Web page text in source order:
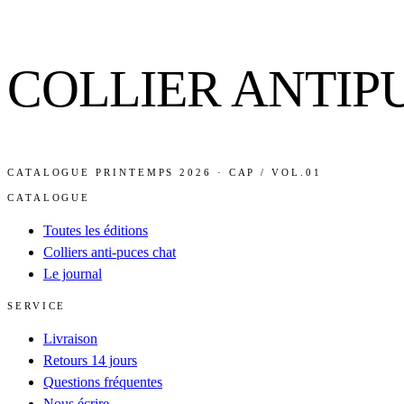
COLLIER
CATALOGUE PRINTEMPS 2026 · CAP / VOL.01
CATALOGUE
Toutes les éditions
Colliers anti-puces chat
Le journal
SERVICE
Livraison
Retours 14 jours
Questions fréquentes